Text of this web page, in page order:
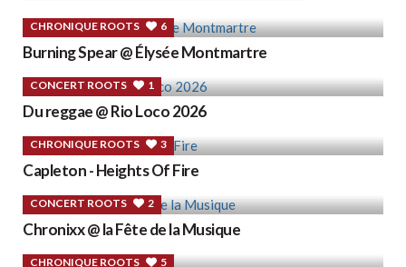
CHRONIQUE ROOTS 6
Burning Spear @ Élysée Montmartre
CONCERT ROOTS 1
Du reggae @ Rio Loco 2026
CHRONIQUE ROOTS 3
Capleton - Heights Of Fire
CONCERT ROOTS 2
Chronixx @ la Fête de la Musique
CHRONIQUE ROOTS 5